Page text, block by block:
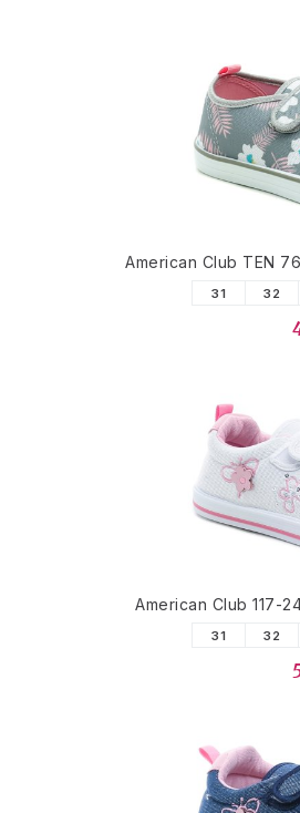
American Club TEN
31 32
American Club 117-
31 32